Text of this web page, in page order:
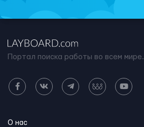
Портал поиска работы во всем мире.
О нас